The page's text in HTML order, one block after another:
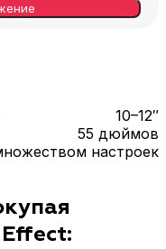
10–12″
55 дюймов
настроек